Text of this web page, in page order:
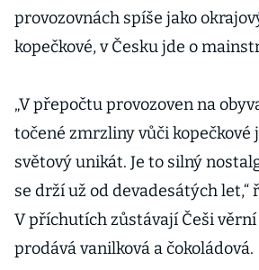
provozovnách spíše jako
kopečkové, v Česku jde o
„V přepočtu provozoven na
točené zmrzliny vůči kopečkové
světový unikát. Je to silný
se drží už od devadesátých let,“
V příchutích zůstávají Češi věrní
prodává vanilková a čokoládová.